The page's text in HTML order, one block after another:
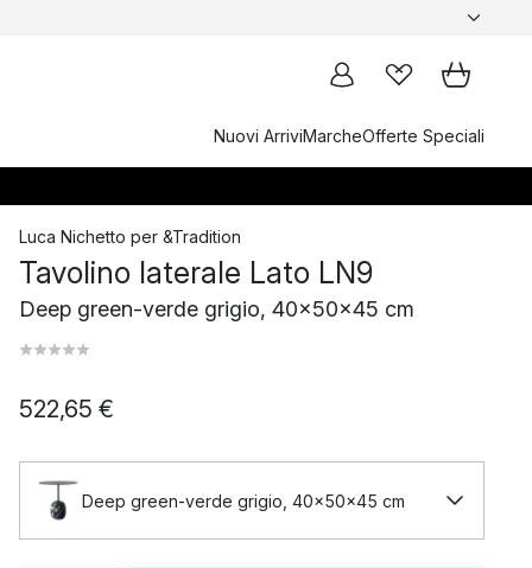
Nuovi ArriviMarcheOfferte Speciali
Luca Nichetto per &Tradition
Tavolino laterale Lato LN9
Deep green-verde grigio, 40x50x45 cm
522,65 €
Deep green-verde grigio, 40x50x45 cm